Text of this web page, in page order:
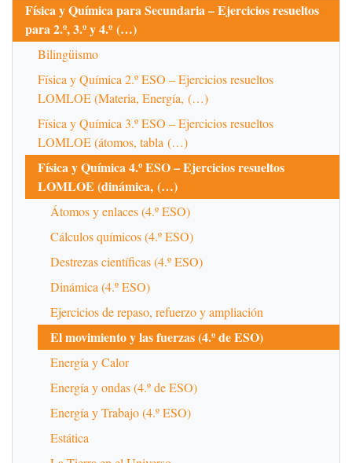
Física y Química para Secundaria – Ejercicios resueltos
para 2.º, 3.º y 4.º (…)
Bilingüismo
Física y Química 2.º ESO – Ejercicios resueltos
LOMLOE (Materia, Energía, (…)
Física y Química 3.º ESO – Ejercicios resueltos
LOMLOE (átomos, tabla (…)
Física y Química 4.º ESO – Ejercicios resueltos
LOMLOE (dinámica, (…)
Átomos y enlaces (4.º ESO)
Cálculos químicos (4.º ESO)
Destrezas científicas (4.º ESO)
Dinámica (4.º ESO)
Ejercicios de repaso, refuerzo y ampliación
El movimiento y las fuerzas (4.º de ESO)
Energía y Calor
Energía y ondas (4.º de ESO)
Energía y Trabajo (4.º ESO)
Estática